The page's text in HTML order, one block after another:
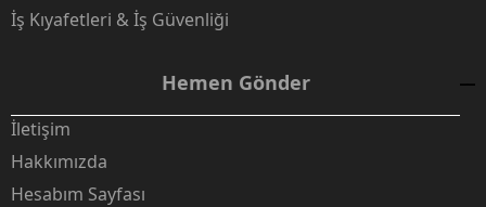
İş Kıyafetleri & İş Güvenliği
Hemen Gönder
İletişim
Hakkımızda
Hesabım Sayfası